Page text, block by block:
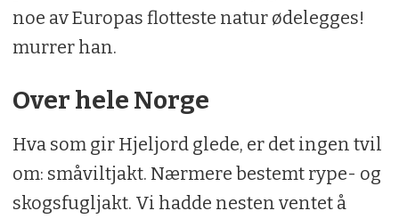
noe av Europas flotteste natur ødelegges!
murrer han.
Over hele Norge
Hva som gir Hjeljord glede, er det ingen tvil
om: småviltjakt. Nærmere bestemt rype- og
skogsfugljakt. Vi hadde nesten ventet å